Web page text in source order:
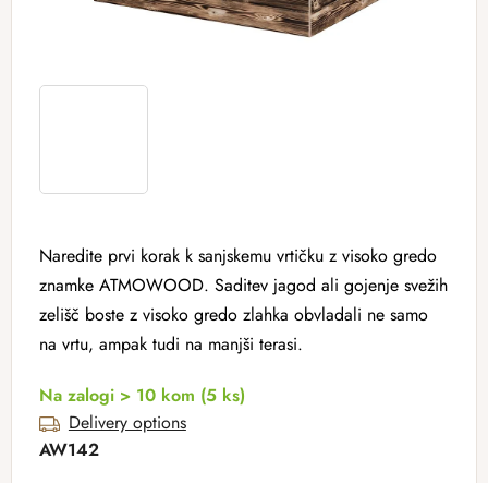
Naredite prvi korak k sanjskemu vrtičku z visoko gredo
znamke ATMOWOOD. Saditev jagod ali gojenje svežih
zelišč boste z visoko gredo zlahka obvladali ne samo
na vrtu, ampak tudi na manjši terasi.
Na zalogi > 10 kom (5 ks)
Delivery options
AW142